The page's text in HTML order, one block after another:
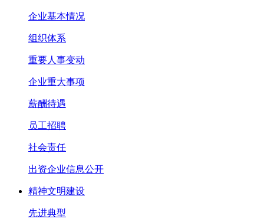
企业基本情况
组织体系
重要人事变动
企业重大事项
薪酬待遇
员工招聘
社会责任
出资企业信息公开
精神文明建设
先进典型